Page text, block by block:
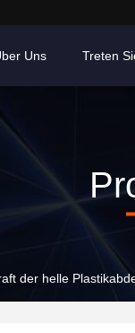
Uns Treten
der helle